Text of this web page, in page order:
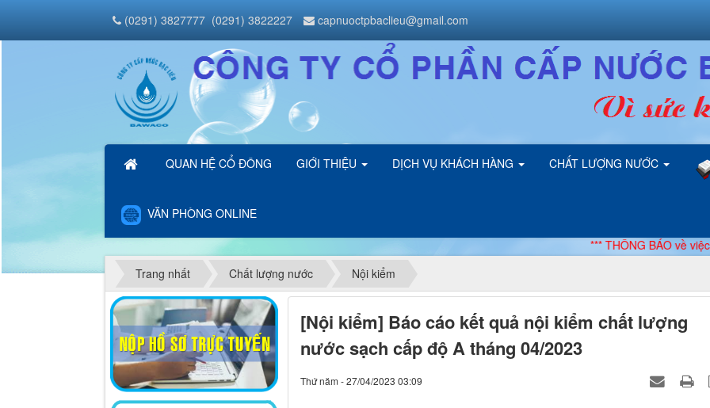
QUAN HỆ CỔ ĐÔNG GIỚI THIỆU DỊCH VỤ KHÁCH HÀNG CHẤT LƯỢNG NƯỚC
VĂN PHÒNG ONLINE
*** THÔNG BÁO về việc
(0291) 3827777 (0291) 3822227 capnuoctpbaclieu@gmail.com
Trang nhất Chất lượng nước Nội kiểm
[Nội kiểm] Báo cáo kết quả nội kiểm chất lượng
nước sạch cấp độ A tháng 04/2023
Thứ năm - 27/04/2023 03:09